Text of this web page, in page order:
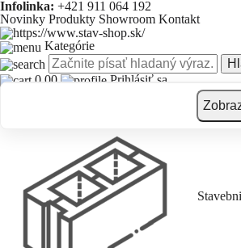
Infolinka: +421 911 064 192
Novinky Produkty Showroom Kontakt
Kategórie
0.00
Prihlásiť sa
Kontakt